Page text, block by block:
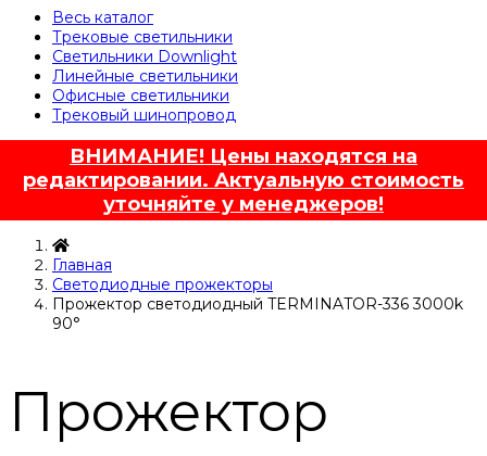
Весь каталог
Трековые светильники
Светильники Downlight
Линейные светильники
Офисные светильники
Трековый шинопровод
ВНИМАНИЕ! Цены находятся на
редактировании. Актуальную стоимость
уточняйте у менеджеров!
Главная
Светодиодные прожекторы
Прожектор светодиодный TERMINATOR-336 3000k
90°
Прожектор